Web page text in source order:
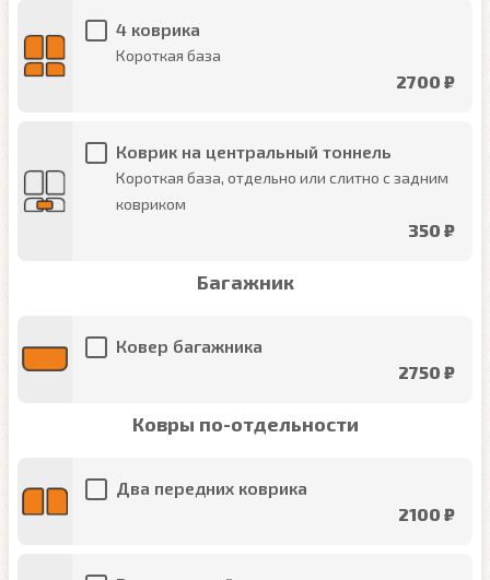
4 коврика
Короткая база
2700 ₽
Коврик на центральный тоннель
Короткая база, отдельно или слитно с задним
ковриком
350 ₽
Багажник
Ковер багажника
2750 ₽
Ковры по-отдельности
Два передних коврика
2100 ₽